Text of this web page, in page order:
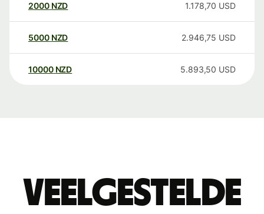
2000 NZD 1.178,70 USD
5000 NZD 2.946,75 USD
10000 NZD 5.893,50 USD
Veelgestelde